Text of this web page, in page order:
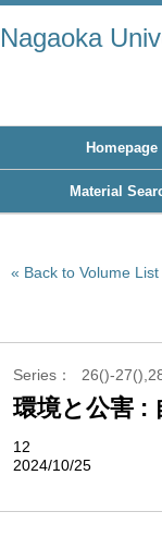
Nagaoka
Homepage
Material
Back to Volume List
Series 26()-
環境と公害 :
12
2024/10/25